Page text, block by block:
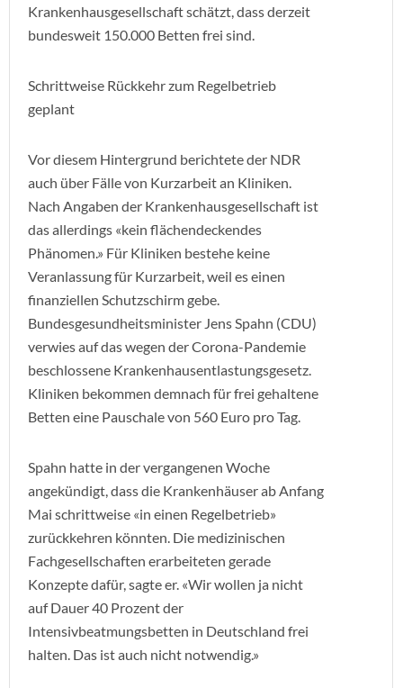
Krankenhausgesellschaft schätzt, dass derzeit
bundesweit 150.000 Betten frei sind.
Schrittweise Rückkehr zum Regelbetrieb
geplant
Vor diesem Hintergrund berichtete der NDR
auch über Fälle von Kurzarbeit an Kliniken.
Nach Angaben der Krankenhausgesellschaft ist
das allerdings «kein flächendeckendes
Phänomen.» Für Kliniken bestehe keine
Veranlassung für Kurzarbeit, weil es einen
finanziellen Schutzschirm gebe.
Bundesgesundheitsminister Jens Spahn (CDU)
verwies auf das wegen der Corona-Pandemie
beschlossene Krankenhausentlastungsgesetz.
Kliniken bekommen demnach für frei gehaltene
Betten eine Pauschale von 560 Euro pro Tag.
Spahn hatte in der vergangenen Woche
angekündigt, dass die Krankenhäuser ab Anfang
Mai schrittweise «in einen Regelbetrieb»
zurückkehren könnten. Die medizinischen
Fachgesellschaften erarbeiteten gerade
Konzepte dafür, sagte er. «Wir wollen ja nicht
auf Dauer 40 Prozent der
Intensivbeatmungsbetten in Deutschland frei
halten. Das ist auch nicht notwendig.»